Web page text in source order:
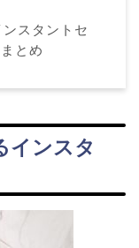
スタントセ
とめ
インスタ